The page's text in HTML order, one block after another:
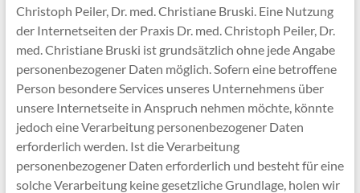
Christoph Peiler, Dr. med. Christiane Bruski. Eine Nutzung
der Internetseiten der Praxis Dr. med. Christoph Peiler, Dr.
med. Christiane Bruski ist grundsätzlich ohne jede Angabe
personenbezogener Daten möglich. Sofern eine betroffene
Person besondere Services unseres Unternehmens über
unsere Internetseite in Anspruch nehmen möchte, könnte
jedoch eine Verarbeitung personenbezogener Daten
erforderlich werden. Ist die Verarbeitung
personenbezogener Daten erforderlich und besteht für eine
solche Verarbeitung keine gesetzliche Grundlage, holen wir